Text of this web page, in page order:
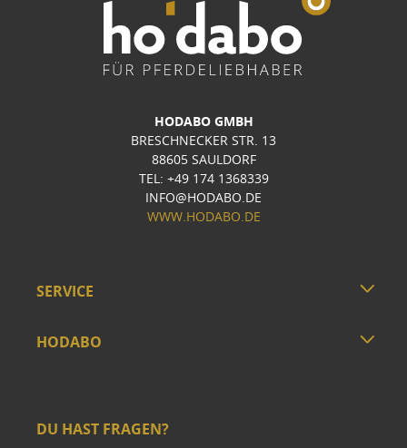
HODABO GMBH
BRESCHNECKER STR. 13
88605 SAULDORF
TEL: +49 174 1368339
INFO@HODABO.DE
WWW.HODABO.DE
SERVICE
HODABO
DU HAST FRAGEN?